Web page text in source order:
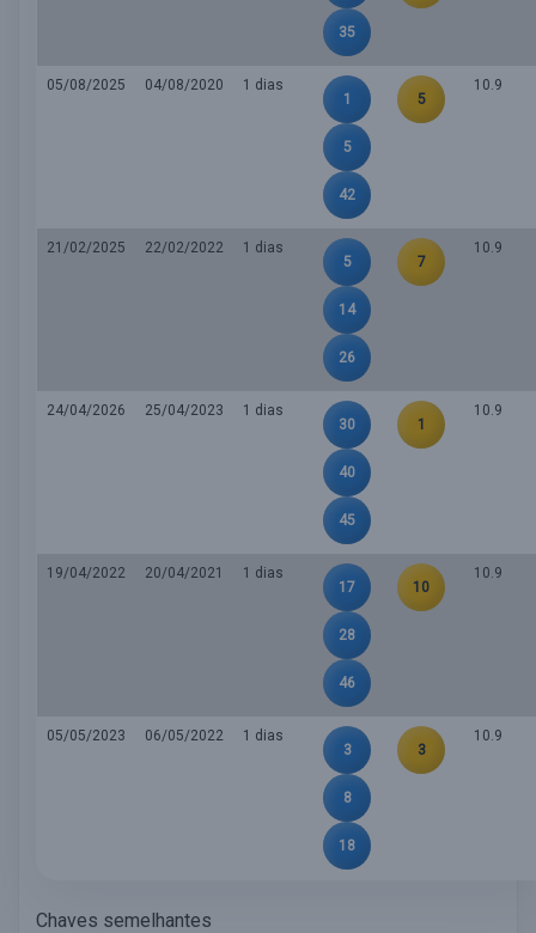
35
05/08/2025 04/08/2020
1 dias
1
5
42
5
10.9
21/02/2025 22/02/2022
1 dias
5
14
26
7
10.9
24/04/2026 25/04/2023
1 dias
30
40
45
1
10.9
19/04/2022 20/04/2021
1 dias
17
28
46
10
10.9
05/05/2023 06/05/2022
1 dias
3
8
18
3
10.9
Chaves semelhantes